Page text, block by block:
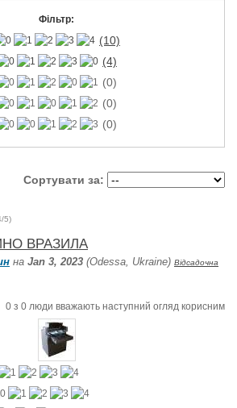
Фільтр:
(10)
(4)
(0)
(0)
(0)
Сортувати за:
/5)
ВРАЗИЛА
на Jan 3, 2023 (Odessa, Ukraine) Відсадочна
0 з 0 люди вважають наступний огляд корисним